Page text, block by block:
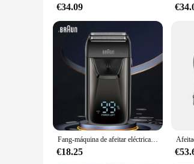
**Compatibility and Adaptability**
the Braun lineup, these cartridges
Cartridges are a testament to the
€34.09
Fang-máquina de afeitar eléctrica BRAUN 5120s, afeitadora inalámbrica de lámina, afeitadora calva, cortadora de pelo para hombre
€18.25